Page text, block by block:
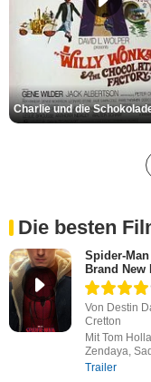
Die besten
Spider-Man
Brand New
Von Destin
Cretton
Mit Tom
Zendaya,
Trailer